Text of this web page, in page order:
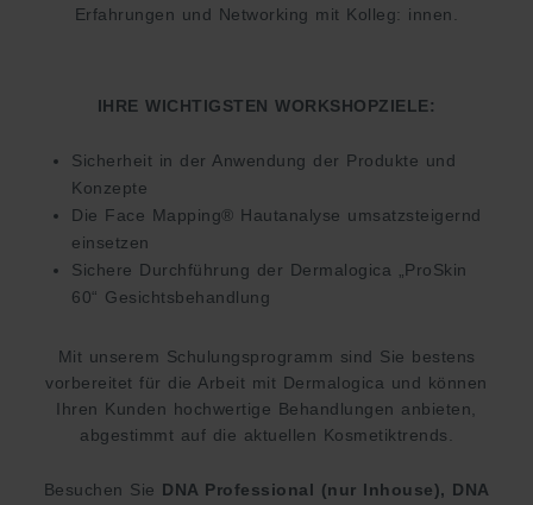
Erfahrungen und Networking mit Kolleg: innen.
IHRE WICHTIGSTEN WORKSHOPZIELE:
Sicherheit in der Anwendung der Produkte und
Konzepte
Die Face Mapping® Hautanalyse umsatzsteigernd
einsetzen
Sichere Durchführung der Dermalogica „ProSkin
60“ Gesichtsbehandlung
Mit unserem Schulungsprogramm sind Sie bestens
vorbereitet für die Arbeit mit Dermalogica und können
Ihren Kunden hochwertige Behandlungen anbieten,
abgestimmt auf die aktuellen Kosmetiktrends.
Besuchen Sie DNA Professional (nur Inhouse), DNA